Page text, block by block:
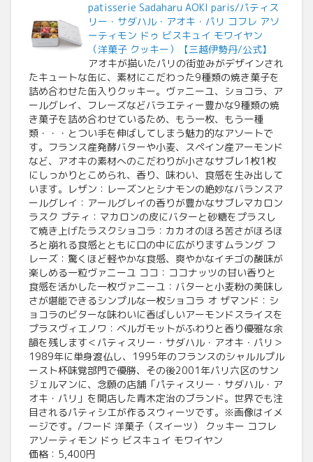
patisserie Sadaharu AOKI paris/パティス
リー・サダハル・アオキ・パリ コフレ アソ
ーティモン ドゥ ビスキュイ モワイヤン
（洋菓子 クッキー）【三越伊勢丹/公式】
アオキが描いたパリの街並みがデザインされ
たキュートな缶に、素材にこだわった9種類の焼き菓子を
詰め合わせた缶入りクッキー。ヴァニーユ、ショコラ、ア
ールグレイ、フレーズなどバラエティー豊かな9種類の焼
き菓子を詰め合わせているため、もう一枚、もう一種
類・・・とつい手を伸ばしてしまう魅力的なアソートで
す。フランス産発酵バターや小麦、スペイン産アーモンド
など、アオキの素材へのこだわりが小さなサブレ1枚1枚
にしっかりとこめられ、香り、味わい、食感を生み出して
います。レザン：レーズンとシナモンの絶妙なバランスア
ールグレイ：アールグレイの香りが豊かなサブレマカロン
ラスク プティ：マカロンの皮にバターと砂糖をプラスし
て焼き上げたラスクショコラ：カカオのほろ苦さがほろほ
ろと崩れる食感とともに口の中に広がりますムラング フ
レーズ：驚くほど軽やかな食感、爽やかなイチゴの酸味が
楽しめる一粒ヴァニーユ ココ：ココナッツの甘い香りと
食感を活かした一枚ヴァニーユ：バターと小麦粉の美味し
さが堪能できるシンプルな一枚ショコラ オ ザマンド：シ
ョコラのビターな味わいに香ばしいアーモンドスライスを
プラスヴィエノワ：ベルガモットがふわりと香り優雅な余
韻を残します＜パティスリー・サダハル・アオキ・パリ＞
1989年に単身渡仏し、1995年のフランスのシャルルプル
ースト杯味覚部門で優勝、その後2001年パリ六区のサン
ジェルマンに、念願の店舗「パティスリー・サダハル・ア
オキ・パリ」を開店した青木定治のブランド。世界でも注
目されるパティシエが作るスウィーツです。※画像はイメ
ージです。/フード 洋菓子（スイーツ） クッキー コフレ
アソーティモン ドゥ ビスキュイ モワイヤン
価格：5,400円